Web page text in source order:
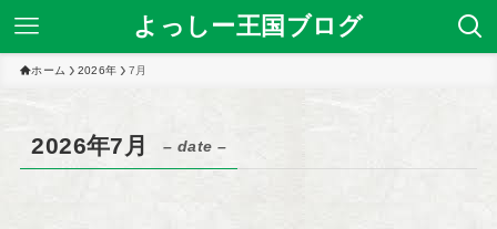
よっしー王国ブログ
ホーム 2026年 7月
2026年7月 – date –